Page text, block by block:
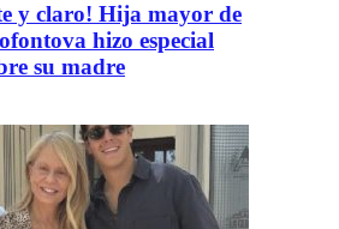
y claro! Hija mayor de
hizo especial
su madre